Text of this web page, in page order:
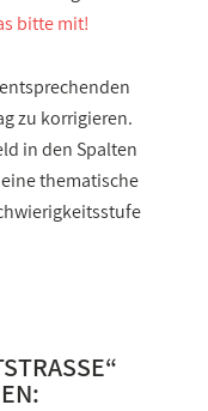
bitte mit!
zu korrigieren.
in den Spalten
thematische
“